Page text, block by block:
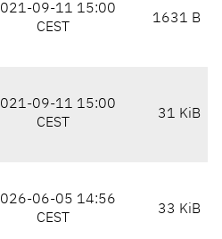
09-11 15:00
CEST
1631 B
09-11 15:00
CEST
31 KiB
06-05 14:56
CEST
33 KiB